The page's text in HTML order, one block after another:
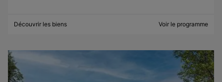
Découvrir les biens Voir le programme